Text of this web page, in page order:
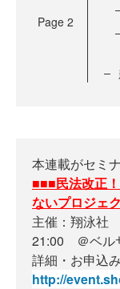
Page 2
本連載がセミ
■■■民法改正
ないプロジェ
主催：翔泳社
21:00 ＠ベル
詳細・お申込
http://